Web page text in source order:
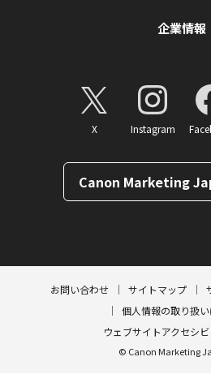
企業情報
X Instagram
Canon Marketing
お問い合わせ サイトマップ
個人情報の取り扱
ウェブサイトアクセシ
© Canon Marketing